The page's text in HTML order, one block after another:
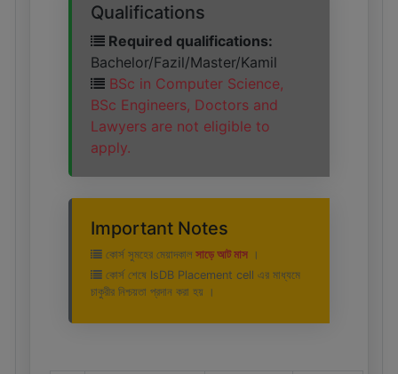
Qualifications
Required qualifications:
Bachelor/Fazil/Master/Kamil
BSc in Computer Science,
BSc Engineers, Doctors and
Lawyers are not eligible to
apply.
Important Notes
কোর্স সুমহের মেয়াদকাল সাড়ে আট মাস ।
কোর্স শেষে IsDB Placement cell এর মাধ্যমে
চাকুরীর নিশ্চয়তা প্রদান করা হয় ।